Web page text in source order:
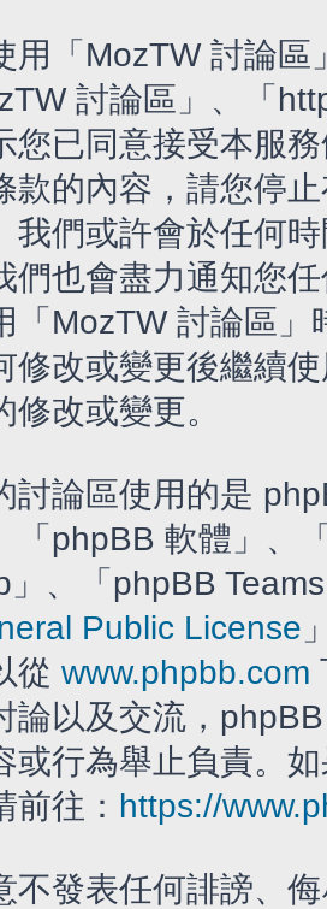
用「MozTW 討論
討論區」、「
您已同意接受本服
款的內容，請您停
我們或許會於任何
們也會盡力通知您
「MozTW 討論區
修改或變更後繼續
修改或變更。
討論區使用的是
「phpBB 軟體」、
」、「phpBB
Public License
從 www.phpbb.com
論以及交流，
或行為舉止負責。
前往： https://
不發表任何誹謗、